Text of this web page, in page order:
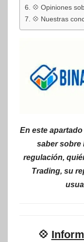
💠 Opiniones
💠 Nuestras
En este
saber sobre
regulación,
Trading, su
💠